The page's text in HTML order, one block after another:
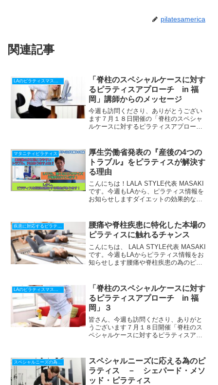
pilatesamerica
関連記事
「脊柱のスペシャルケースに対す
るピラティスアプローチ in 福
岡」講師からのメッセージ
今週も訪問くださり、ありがとうござい
ます７月１８日開催の「脊柱のスペシャ
ルケースに対するピラティスアプロー
メッセージビデオがありますこちらから
どうぞ＊字幕を以下のよ...
マタニティピラティス
厚生労働省発表の『産後の4つの
トラブル』をピラティスが解決す
る理由
こんにちは！LALA STYLE代表 MASAKI
です。今週もLAから、ピラティス情報を
お知らせしますダイエットの効果的なツ
を、短期間で、あっという間に妊娠以前
の体型に戻...
疾患に対応するピラティス
腰痛や脊柱疾患に特化した本場の
ピラティスに触れるチャンス
こんにちは、 LALA STYLE代表 MASAKI
です。今週もLAからピラティス情報をお
知らせします腰痛や脊柱疾患の為のピラ
岡 12月18...
「脊柱のスペシャルケースに対す
るピラティスアプローチ in 福
岡」３
皆さん、今週も訪問くださり、ありがと
うございます７月１８日開催「脊柱のス
ペシャルケースに対するピラティスアプ
初に紹介させて頂きます＝＝＝＝＝＝＝
＝＝＝＝＝＝＝＝＝＝...
スペシャルニーズの為のピラティス
スペシャルニーズに応える為のピ
ラティス － シェパード・メソ
ッド・ピラティス